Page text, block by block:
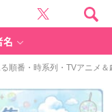
名
順番・時系列・TVアニメ